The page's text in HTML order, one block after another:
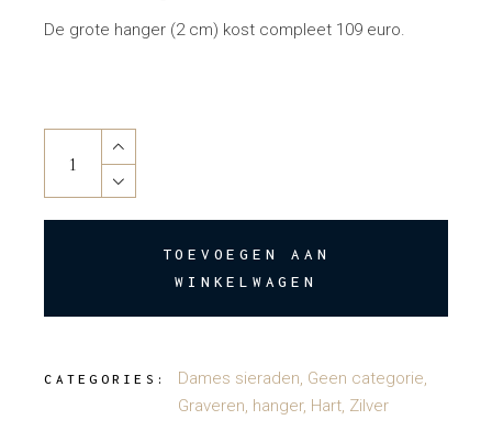
De grote hanger (2 cm) kost compleet 109 euro.
For my valentine, anonymous quantity
TOEVOEGEN AAN
WINKELWAGEN
CATEGORIES: Dames sieraden, Geen categorie,
Graveren, hanger, Hart, Zilver